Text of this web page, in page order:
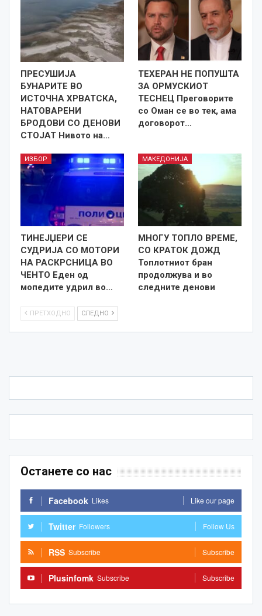
ПРЕСУШИЈА
БУНАРИТЕ ВО
ИСТОЧНА ХРВАТСКА,
НАТОВАРЕНИ
БРОДОВИ СО ДЕНОВИ
СТОЈАТ Нивото на…
ТЕХЕРАН НЕ ПОПУШТА
ЗА ОРМУСКИОТ
ТЕСНЕЦ Преговорите
со Оман се во тек, ама
договорот…
ИЗБОР
ТИНЕЈЏЕРИ СЕ
СУДРИЈА СО МОТОРИ
НА РАСКРСНИЦА ВО
ЧЕНТО Еден од
мопедите удрил во…
МАКЕДОНИЈА
МНОГУ ТОПЛО ВРЕМЕ,
СО КРАТОК ДОЖД
Топлотниот бран
продолжува и во
следните денови
ПРЕТХОДНО СЛЕДНО
Останете со нас
Facebook Likes Like our page
Twitter Followers Follow Us
RSS Subscribe Subscribe
Plusinfomk Subscribe Subscribe